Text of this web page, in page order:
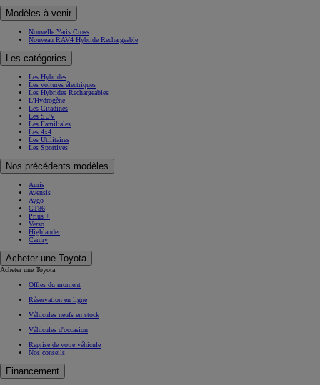
Modèles à venir
Nouvelle Yaris Cross
Nouveau RAV4 Hybride Rechargeable
Les catégories
Les Hybrides
Les voitures électriques
Les Hybrides Rechargeables
L'Hydrogène
Les Citadines
Les SUV
Les Familiales
Les 4x4
Les Utilitaires
Les Sportives
Nos précédents modèles
Auris
Avensis
Aygo
GT86
Prius +
Verso
Highlander
Camry
Acheter une Toyota
Acheter une Toyota
Offres du moment
Réservation en ligne
Véhicules neufs en stock
Véhicules d'occasion
Reprise de votre véhicule
Nos conseils
Financement